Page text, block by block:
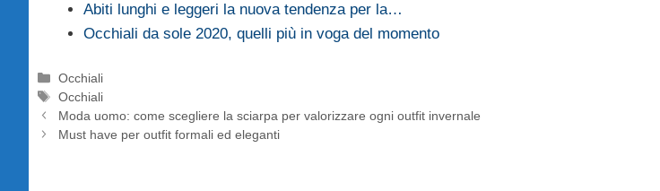
Abiti lunghi e leggeri la nuova tendenza per la…
Occhiali da sole 2020, quelli più in voga del momento
Categorie
Occhiali
Tag
Occhiali
Moda uomo: come scegliere la sciarpa per valorizzare ogni outfit invernale
Must have per outfit formali ed eleganti